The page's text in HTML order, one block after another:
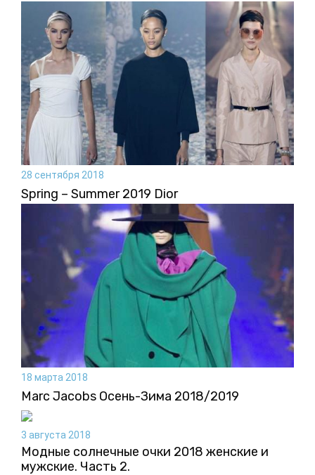
28 сентября 2018
Spring – Summer 2019 Dior
18 марта 2018
Marc Jacobs Осень-Зима 2018/2019
3 августа 2018
Модные солнечные очки 2018 женские и
мужские. Часть 2.